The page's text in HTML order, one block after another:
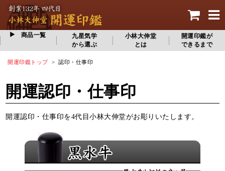
商品一覧
九星気学
から選ぶ
小林大伸堂
とは
開運印鑑が
できるまで
開運印鑑トップ> 認印・仕事印
開運認印・仕事印
開運認印・仕事印を4代目小林大伸堂がお彫りいたします。